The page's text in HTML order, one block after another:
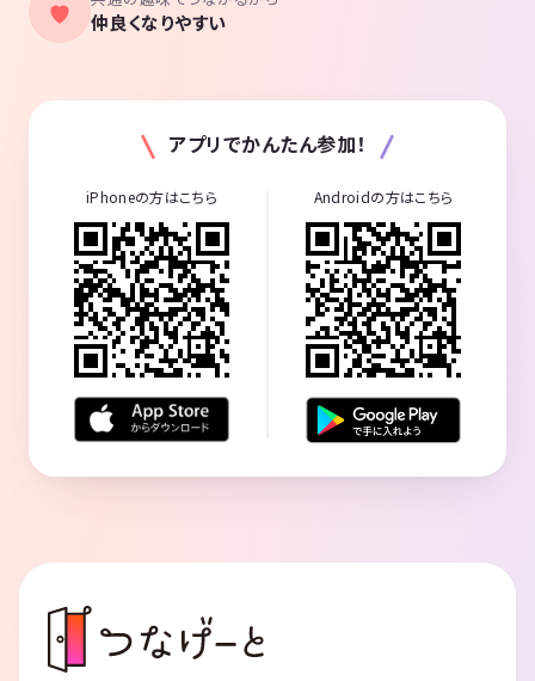
仲良くなりやすい
アプリでかんたん参加！
iPhoneの方はこちら Androidの方はこちら